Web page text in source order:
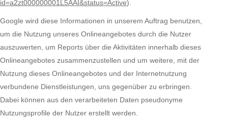
id=a2zt000000001L5AAI&status=Active).
Google wird diese Informationen in unserem Auftrag benutzen,
um die Nutzung unseres Onlineangebotes durch die Nutzer
auszuwerten, um Reports über die Aktivitäten innerhalb dieses
Onlineangebotes zusammenzustellen und um weitere, mit der
Nutzung dieses Onlineangebotes und der Internetnutzung
verbundene Dienstleistungen, uns gegenüber zu erbringen.
Dabei können aus den verarbeiteten Daten pseudonyme
Nutzungsprofile der Nutzer erstellt werden.